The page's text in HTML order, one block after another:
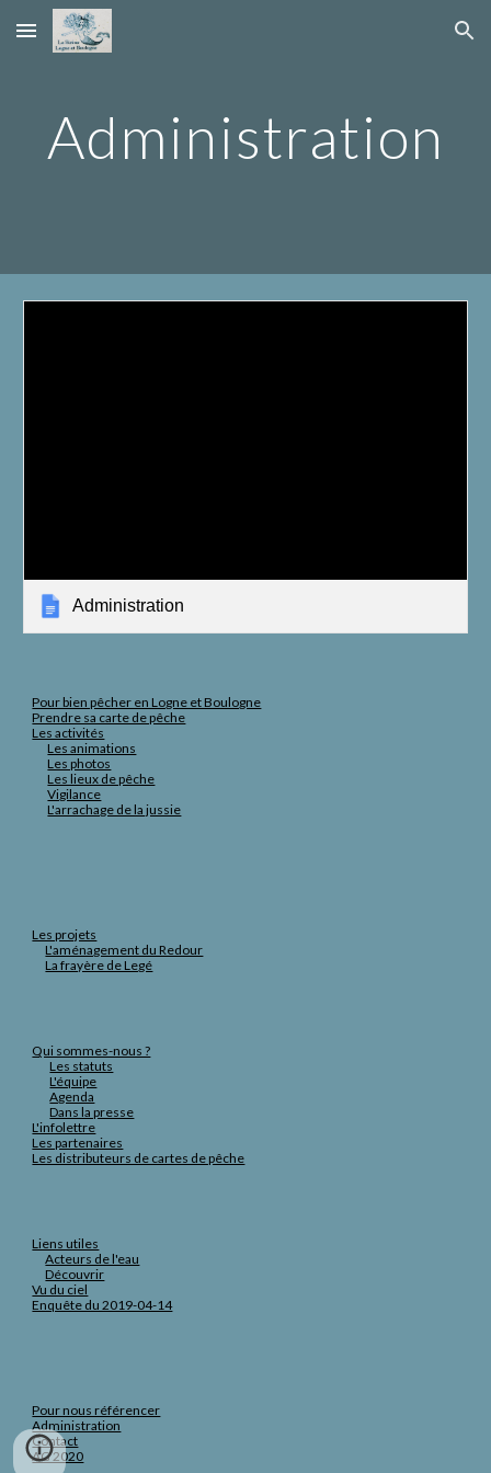
Skip to main content Skip to navigation
Administration
Administration
Pour bien pêcher en Logne et Boulogne
Prendre sa carte de pêche
Les activités
Les animations
Les photos
Les lieux de pêche
Vigilance
L'arrachage de la jussie
Les projets
L'aménagement du Redour
La frayère de Legé
Qui sommes-nous ?
Les statuts
L'équipe
Agenda
Dans la presse
L'infolettre
Les partenaires
Les distributeurs de cartes de pêche
Liens utiles
Acteurs de l'eau
Découvrir
Vu du ciel
Enquête du 2019-04-14
Pour nous référencer
Administration
Contact
AG 2020